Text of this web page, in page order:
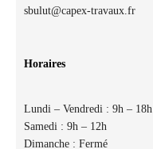
sbulut@capex-travaux.fr
Horaires
Lundi – Vendredi : 9h – 18h
Samedi : 9h – 12h
Dimanche : Fermé